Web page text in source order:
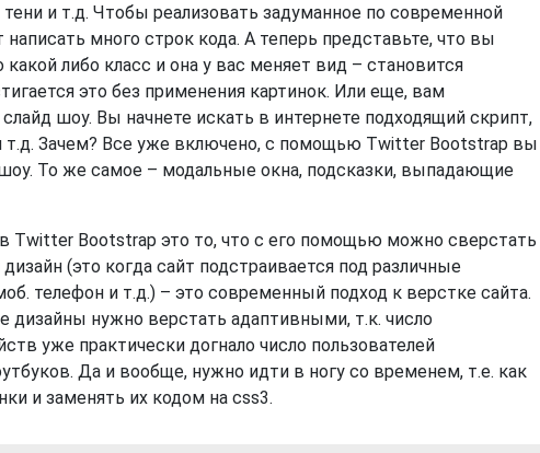
и т.д. Чтобы реализовать задуманное по современной
много строк кода. А теперь представьте, что вы
либо класс и она у вас меняет вид – становится
это без применения картинок. Или еще, вам
шоу. Вы начнете искать в интернете подходящий скрипт,
т.д. Зачем? Все уже включено, с помощью Twitter Bootstrap вы
То же самое – модальные окна, подсказки, выпадающие
Twitter Bootstrap это то, что с его помощью можно сверстать
(это когда сайт подстраивается под различные
телефон и т.д.) – это современный подход к верстке сайта.
дизайны нужно верстать адаптивными, т.к. число
уже практически догнало число пользователей
Да и вообще, нужно идти в ногу со временем, т.е. как
и заменять их кодом на css3.